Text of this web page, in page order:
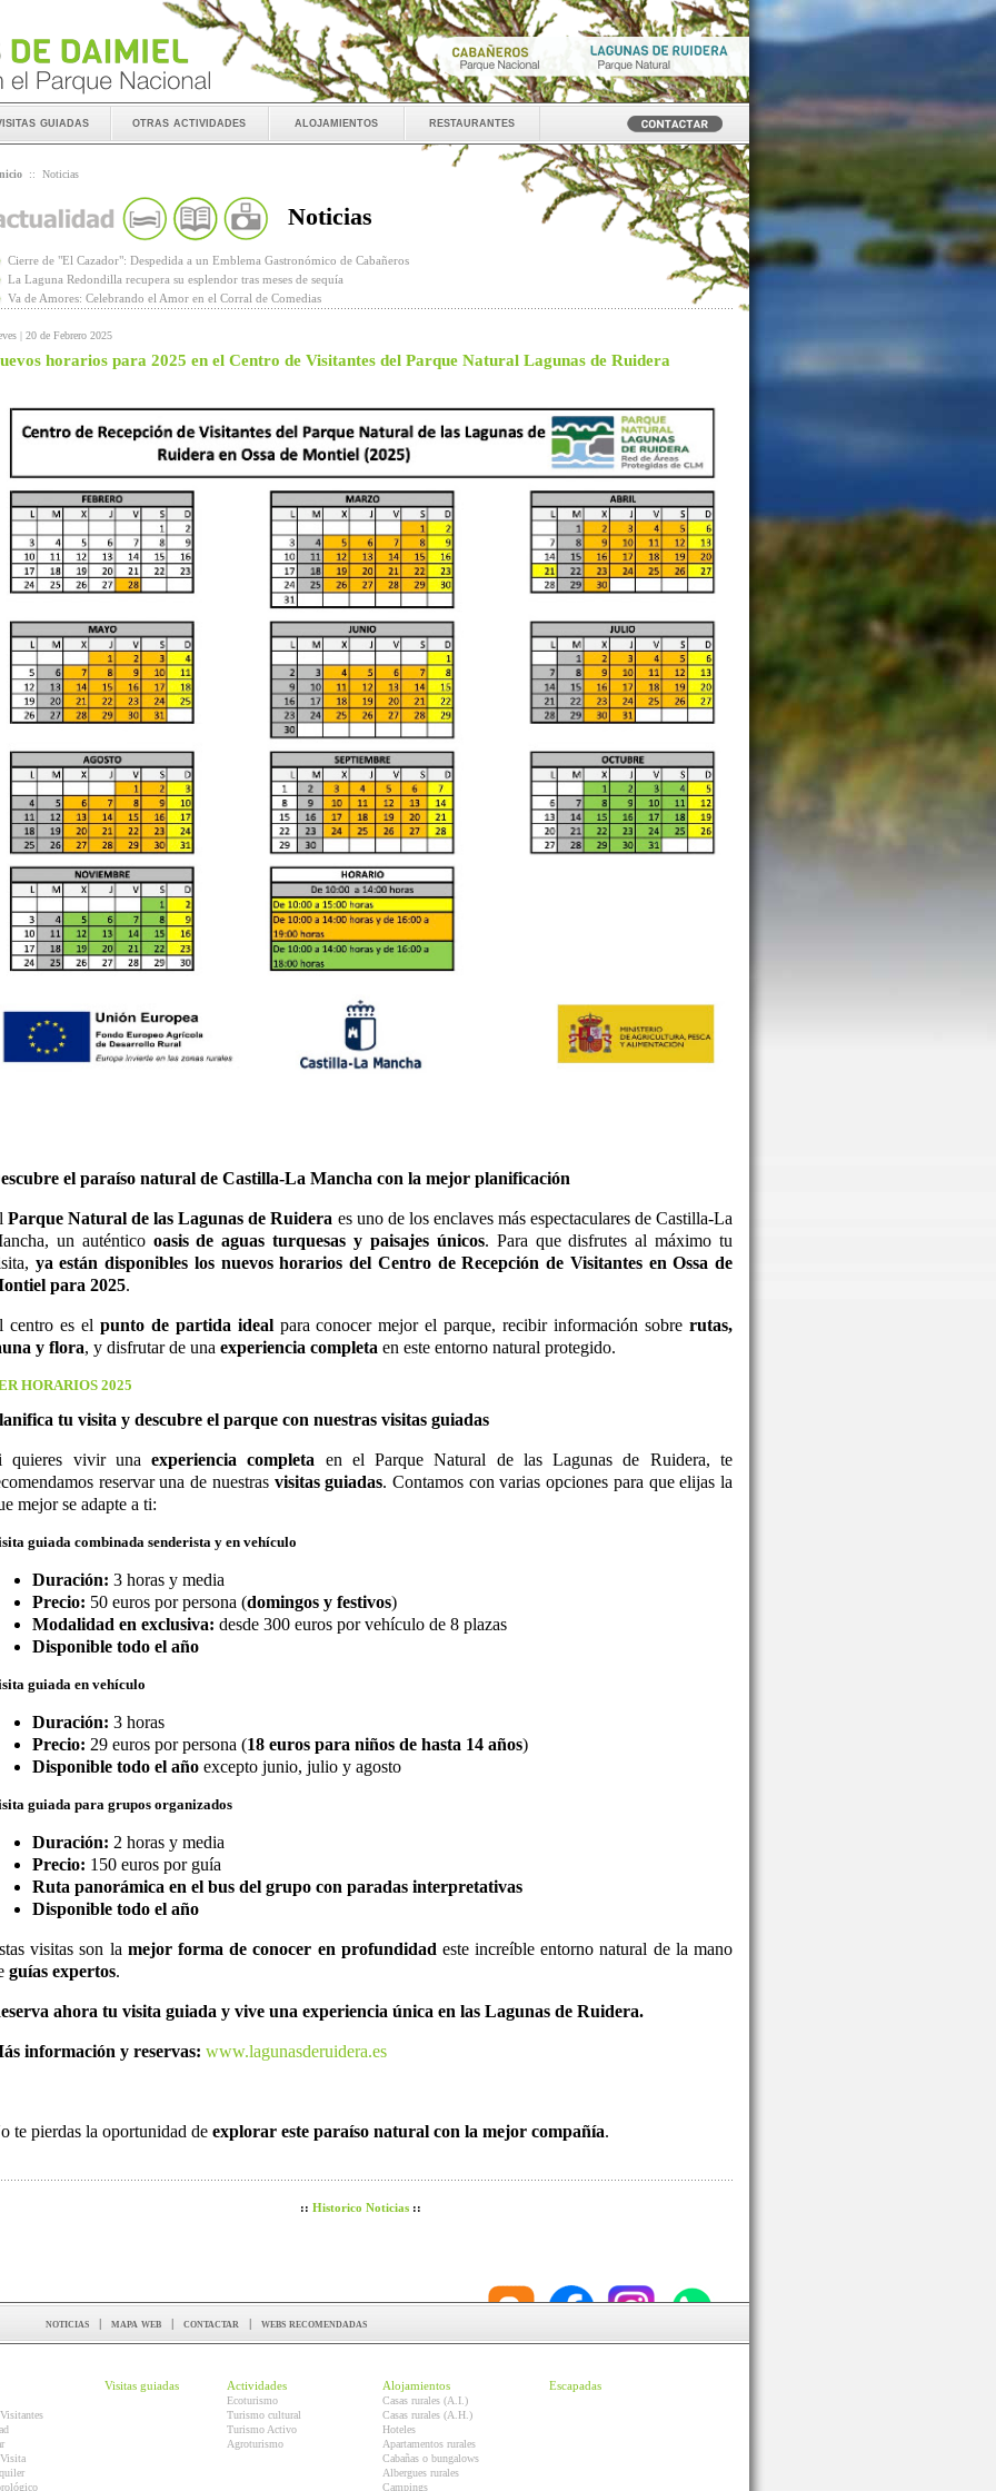
guiadas otras actividades alojamientos restaurantes
:: Noticias
Noticias
Cierre de "El Cazador": Despedida a un Emblema Gastronómico de Cabañeros
La Laguna Redondilla recupera su esplendor tras meses de sequía
Va de Amores: Celebrando el Amor en el Corral de Comedias
| 20 de Febrero 2025
horarios para 2025 en el Centro de Visitantes del Parque Natural Lagunas de Ruidera
el paraíso natural de Castilla-La Mancha con la mejor planificación
Parque Natural de las Lagunas de Ruidera es uno de los enclaves más espectaculares de Castilla-La
un auténtico oasis de aguas turquesas y paisajes únicos. Para que disfrutes al máximo tu
ya están disponibles los nuevos horarios del Centro de Recepción de Visitantes en Ossa de
para 2025.
centro es el punto de partida idealpara conocer mejor el parque, recibir información sobre rutas,
y flora, y disfrutar de una experiencia completa en este entorno natural protegido.
HORARIOS 2025
tu visita y descubre el parque con nuestras visitas guiadas
quieres vivir unaexperiencia completa en el Parque Natural de las Lagunas de Ruidera, te
reservar una de nuestras visitas guiadas. Contamos con varias opciones para que elijas la
mejor se adapte a ti:
guiada combinada senderista y en vehículo
Duración: 3 horas y media
Precio: 50 euros por persona (domingos y festivos)
Modalidad en exclusiva: desde 300 euros por vehículo de 8 plazas
Disponible todo el año
guiada en vehículo
Duración: 3 horas
Precio: 29 euros por persona (18 euros para niños de hasta 14 años)
Disponible todo el año excepto junio, julio y agosto
guiada para grupos organizados
Duración: 2 horas y media
Precio: 150 euros por guía
Ruta panorámica en el bus del grupo con paradas interpretativas
Disponible todo el año
visitas son la mejor forma de conocer en profundidad este increíble entorno natural de la mano
guías expertos.
ahora tu visita guiada y vive una experiencia única en las Lagunas de Ruidera.
información y reservas: www.lagunasderuidera.es
te pierdas la oportunidad de explorar este paraíso natural con la mejor compañía.
:: Historico Noticias::
noticias | mapa web | contactar | webs recomendadas
Visitas guiadas Actividades
Ecoturismo
Turismo cultural
Turismo Activo
Agroturismo
Alojamientos
Casas rurales (A.I.)
Casas rurales (A.H.)
Hoteles
Apartamentos rurales
Cabañas o bungalows
Albergues rurales
Campings
Escapadas